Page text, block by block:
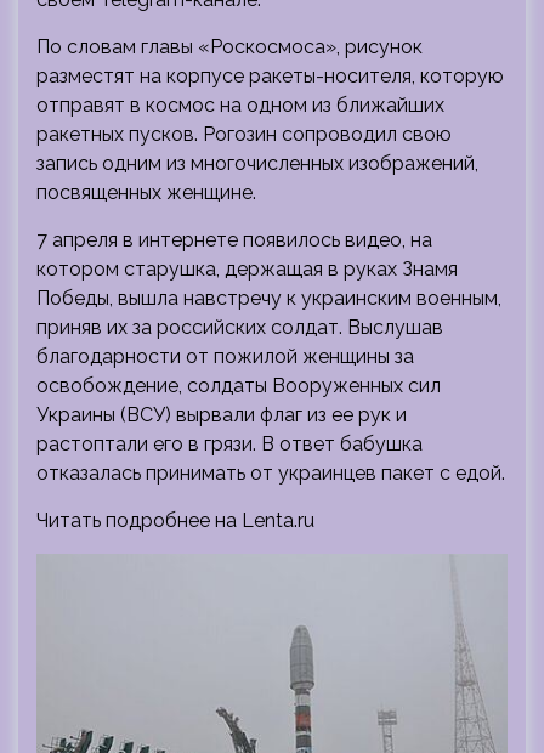
По словам главы «Роскосмоса», рисунок
разместят на корпусе ракеты-носителя, которую
отправят в космос на одном из ближайших
ракетных пусков. Рогозин сопроводил свою
запись одним из многочисленных изображений,
посвященных женщине.
7 апреля в интернете появилось видео, на
котором старушка, держащая в руках Знамя
Победы, вышла навстречу к украинским военным,
приняв их за российских солдат. Выслушав
благодарности от пожилой женщины за
освобождение, солдаты Вооруженных сил
Украины (ВСУ) вырвали флаг из ее рук и
растоптали его в грязи. В ответ бабушка
отказалась принимать от украинцев пакет с едой.
Читать подробнее на Lenta.ru